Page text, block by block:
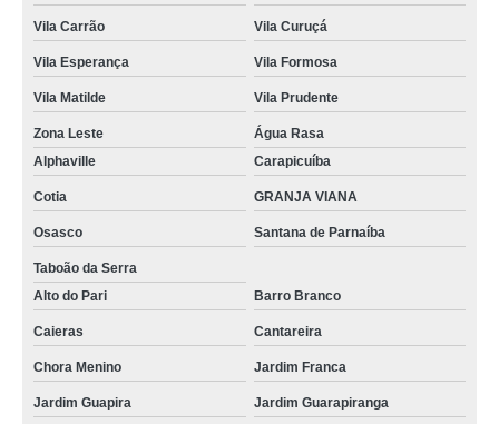
Vila Carrão Vila Curuçá
Vila Esperança Vila Formosa
Vila Matilde Vila Prudente
Zona Leste
Água Rasa
Alphaville
Carapicuíba
Cotia GRANJA VIANA
Osasco Santana de Parnaíba
Taboão da Serra
Alto do Pari
Barro Branco
Caieras Cantareira
Chora Menino Jardim Franca
Jardim Guapira Jardim Guarapiranga